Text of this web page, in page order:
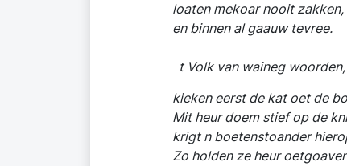
loaten mekoar nooit zakken,
en binnen al gaauw tevree.
t Volk van waineg woorden,
kieken eerst de kat oet de
Mit heur doem stief op de
krigt n boetenstoander
Zo holden ze heur oetgoaven